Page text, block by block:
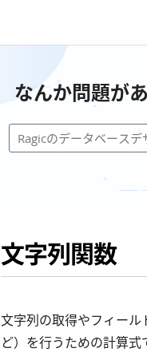
なんか問題が
文字列関数
文字列の取得やフィール
ど）を行うための計算式